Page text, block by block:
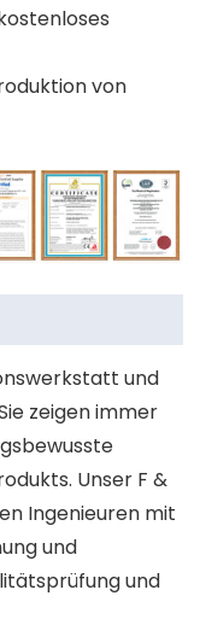
von
und
zeigen immer
Unser F &
Ingenieuren mit
und
und